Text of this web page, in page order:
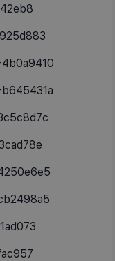
-4b0a9410
-b645431a
3c5c8d7c
4250e6e5
cb2498a5